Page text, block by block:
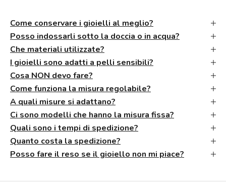
Come conservare i gioielli al meglio?
Posso indossarli sotto la doccia o in acqua?
Che materiali utilizzate?
I gioielli sono adatti a pelli sensibili?
Cosa NON devo fare?
Come funziona la misura regolabile?
A quali misure si adattano?
Ci sono modelli che hanno la misura fissa?
Quali sono i tempi di spedizione?
Quanto costa la spedizione?
Posso fare il reso se il gioiello non mi piace?